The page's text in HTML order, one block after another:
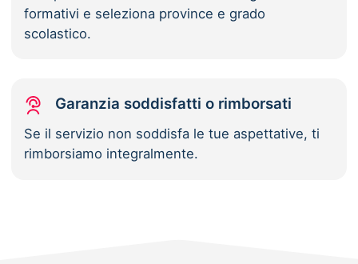
formativi e seleziona province e grado
scolastico.
Garanzia soddisfatti o rimborsati
Se il servizio non soddisfa le tue aspettative, ti
rimborsiamo integralmente.